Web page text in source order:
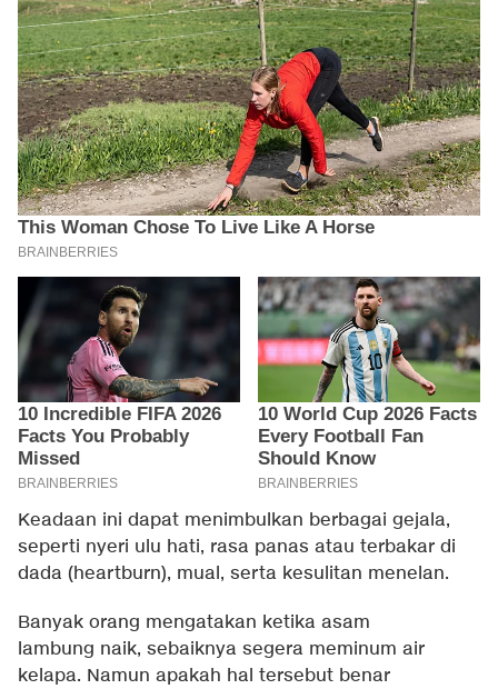
Keadaan ini dapat menimbulkan berbagai gejala,
seperti nyeri ulu hati, rasa panas atau terbakar di
dada (heartburn), mual, serta kesulitan menelan.
Banyak orang mengatakan ketika asam
lambung naik, sebaiknya segera meminum air
kelapa. Namun apakah hal tersebut benar